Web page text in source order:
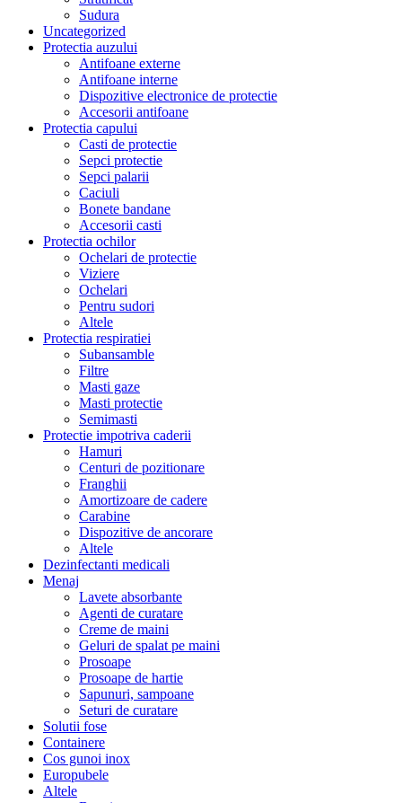
Sudura
Uncategorized
Protectia auzului
Antifoane externe
Antifoane interne
Dispozitive electronice de protectie
Accesorii antifoane
Protectia capului
Casti de protectie
Sepci protectie
Sepci palarii
Caciuli
Bonete bandane
Accesorii casti
Protectia ochilor
Ochelari de protectie
Viziere
Ochelari
Pentru sudori
Altele
Protectia respiratiei
Subansamble
Filtre
Masti gaze
Masti protectie
Semimasti
Protectie impotriva caderii
Hamuri
Centuri de pozitionare
Franghii
Amortizoare de cadere
Carabine
Dispozitive de ancorare
Altele
Dezinfectanti medicali
Menaj
Lavete absorbante
Agenti de curatare
Creme de maini
Geluri de spalat pe maini
Prosoape
Prosoape de hartie
Sapunuri, sampoane
Seturi de curatare
Solutii fose
Containere
Cos gunoi inox
Europubele
Altele